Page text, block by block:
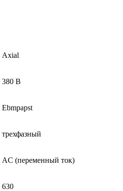
Axial
380 В
Ebmpapst
трехфазный
AC (переменный ток)
630